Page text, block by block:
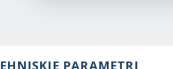
PARAMETRI